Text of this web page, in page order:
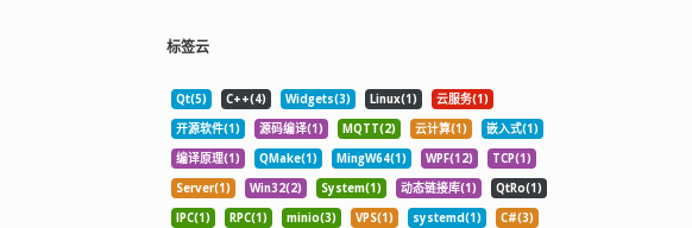
标签云
Qt(5) C++(4) Widgets(3) Linux(1)
云服务(1)
开源软件(1)
源码编译(1) MQTT(2) 云计算(1)
嵌入式(1)
编译原理(1)
QMake(1) MingW64(1) WPF(12)
TCP(1)
Server(1)
Win32(2) System(1) 动态链接库(1)
QtRo(1)
IPC(1)
RPC(1) minio(3) VPS(1) systemd(1)
C#(3)